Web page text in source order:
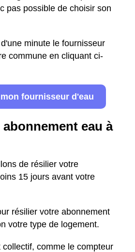
pas possible de choisir son
minute le fournisseur
commune en cliquant ci-
fournisseur d'eau
eau à
de résilier votre
15 jours avant votre
résilier votre abonnement
votre type de logement.
comme le compteur